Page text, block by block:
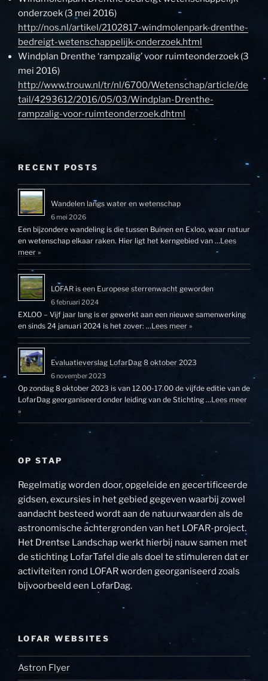
onderzoek (3 mei 2016)
http://nos.nl/artikel/2102817-windmolenpark-drenthe-
bedreigt-wetenschappelijk-onderzoek.html
Windplan Drenthe ‘rampzalig’ voor ruimteonderzoek (3
mei 2016)
http://www.trouw.nl/tr/nl/6700/Wetenschap/article/de
tail/4293612/2016/05/03/Windplan-Drenthe-
rampzalig-voor-ruimteonderzoek.dhtml
RECENT POSTS
Wandelen langs water en wetenschap
6 mei 2026
Een bijzondere wandeling is die tussen Buinen en Exloo, waar natuur
en wetenschap elkaar raken. Hier ligt het kerngebied van …Lees
meer »
LOFAR is een Europese sterrenwacht geworden
6 februari 2024
EXLOO – Vijf jaar lang is er gewerkt aan een nieuwe samenwerking
en sinds 24 januari 2024 is het zover: …Lees meer »
Evaluatieverslag LofarDag 8 oktober 2023
6 november 2023
Op zondag 8 oktober 2023 is van 12.00-17.00 de vijfde editie van de
LofarDag georganiseerd onder leiding van de Stichting …Lees meer
»
OP STAP
Regelmatig worden door, opgeleide en gecertificeerde
gidsen, excursies in het gebied gegeven waarbij zowel
aandacht besteed wordt aan de natuurwaarden als de
astronomische achtergronden van het LOFAR-project.
Het Drentse Landschap werkt hierbij nauw samen met
de stichting LofarTafel die als doel te stimuleren dat er
activiteiten rond LOFAR worden georganiseerd zoals
bijvoorbeeld een LofarDag.
LOFAR WEBSITES
Astron Flyer